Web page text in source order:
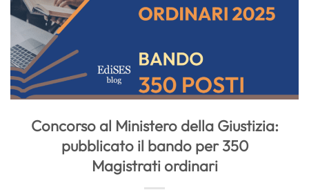
Concorso al Ministero della Giustizia:
pubblicato il bando per 350
Magistrati ordinari